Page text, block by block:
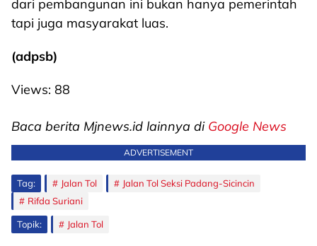
dari pembangunan ini bukan hanya pemerintah
tapi juga masyarakat luas.
(adpsb)
Views: 88
Baca berita Mjnews.id lainnya di Google News
ADVERTISEMENT
Tag: Jalan Tol
Jalan Tol Seksi Padang-Sicincin
Rifda Suriani
Topik: Jalan Tol